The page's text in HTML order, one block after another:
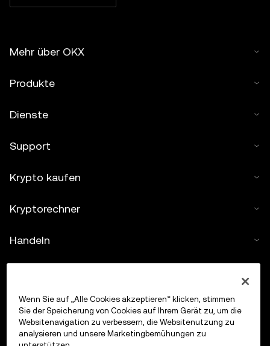
Mehr über OKX
Produkte
Dienste
Support
Krypto kaufen
Kryptorechner
Handeln
Wenn Sie auf „Alle Cookies akzeptieren“ klicken, stimmen
Sie der Speicherung von Cookies auf Ihrem Gerät zu, um die
Websitenavigation zu verbessern, die Websitenutzung zu
analysieren und unsere Marketingbemühungen zu